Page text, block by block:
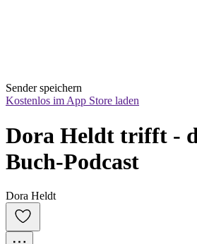
Sender speichern
Kostenlos im App Store laden
Dora Heldt trifft -
Buch-Podcast
Dora Heldt